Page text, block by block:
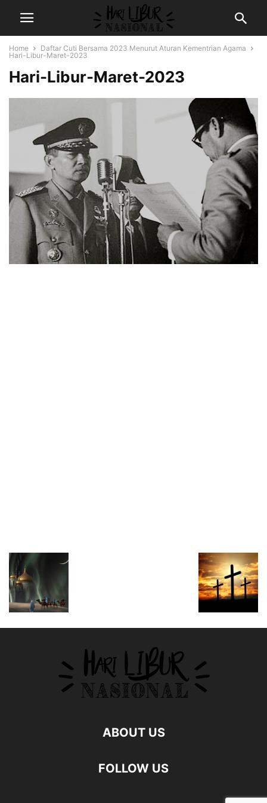
Home
Daftar Cuti Bersama 2023 Menurut Aturan Kementrian Agama
Hari-Libur-Maret-2023
Hari-Libur-Maret-2023
ABOUT US
FOLLOW US